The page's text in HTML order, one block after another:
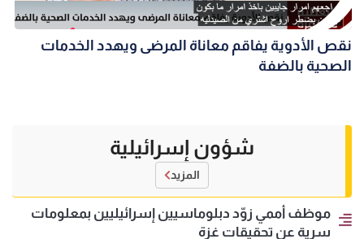
نقص الأدوية يفاقم معاناة المرضى ويهدد الخدمات
الصحية بالضفة
شؤون إسرائيلية
المزيد
موظف أممي زوّد دبلوماسيين إسرائيليين بمعلومات
سرية عن تحقيقات غزة